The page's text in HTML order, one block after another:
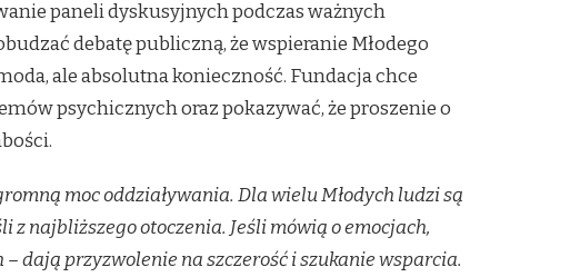
paneli dyskusyjnych podczas ważnych
debatę publiczną, że wspieranie Młodego
ale absolutna konieczność. Fundacja chce
psychicznych oraz pokazywać, że proszenie o
moc oddziaływania. Dla wielu Młodych ludzi są
najbliższego otoczenia. Jeśli mówią o emocjach,
dają przyzwolenie na szczerość i szukanie wsparcia.